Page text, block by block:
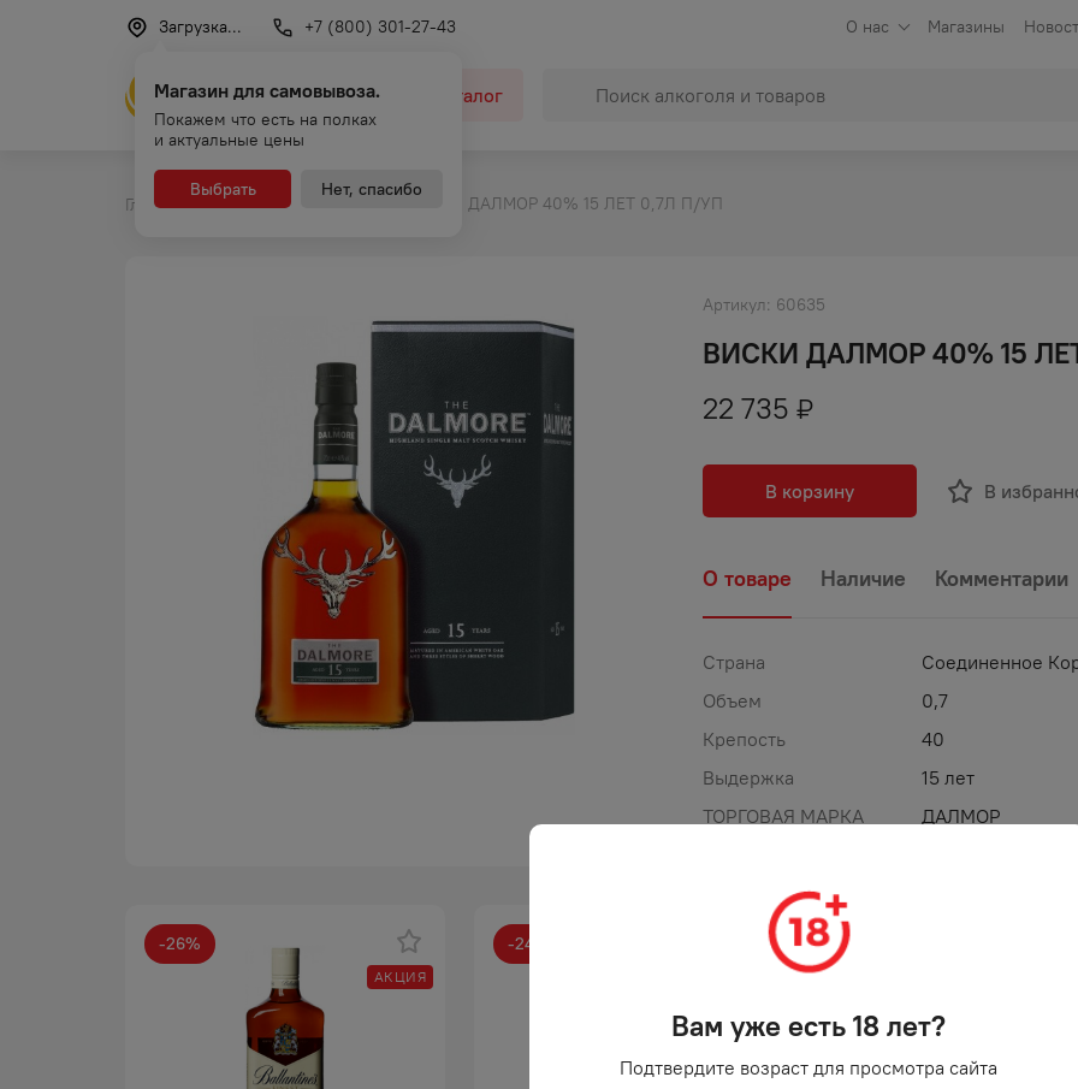
Загрузка... +7 (800) 301-27-43 О нас Магазины
Каталог
Магазин для самовывоза.
Покажем что есть на полках
и актуальные цены
Выбрать Нет, спасибо
Главная Каталог Виски ВИСКИ ДАЛМОР 40% 15 ЛЕТ 0,7Л П/УП
Артикул: 60635
ВИСКИ ДАЛМОР 40% 15
22 735 ₽
В корзину В
О товаре Наличие Комментарии
Страна
Соединенное
Объем
0,7
Крепость
40
Выдержка
15 лет
ТОРГОВАЯ МАРКА
ДАЛМОР
-26%
АКЦИЯ
-24
Вам уже есть 18 лет?
Подтвердите возраст для просмотра сайта